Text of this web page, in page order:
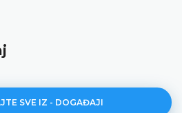
SVE IZ - DOGAĐAJI